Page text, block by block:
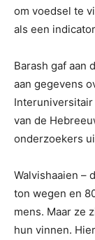
om voedsel te
als een
Barash gaf aan
aan gegevens
van de
onderzoekers
Walvishaaien –
ton wegen en
mens. Maar ze
hun vinnen.